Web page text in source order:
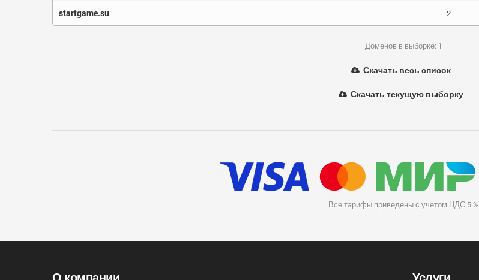
startgame.su 2
Доменов в выборке: 1
Скачать весь список
Скачать текущую выборку
Все тарифы приведены с учетом НДС 5 %
О компании Услуги